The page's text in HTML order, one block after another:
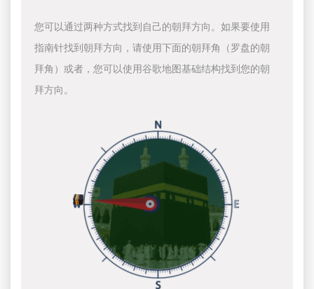
您可以通过两种方式找到自己的朝拜方向。如果要使用
指南针找到朝拜方向，请使用下面的朝拜角（罗盘的朝
拜角）或者，您可以使用谷歌地图基础结构找到您的朝
拜方向。